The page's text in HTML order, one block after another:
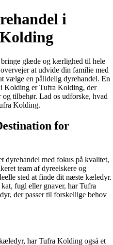
i
glæde og kærlighed til hele
at udvide din familie med
vælge en pålidelig dyrehandel. En
Kolding er Tufra Kolding, der
tilbehør. Lad os udforske, hvad
Kolding.
for
dyrehandel med fokus på kvalitet,
team af dyreelskere og
sted at finde dit næste kæledyr.
fugl eller gnaver, har Tufra
der passer til forskellige behov
har Tufra Kolding også et